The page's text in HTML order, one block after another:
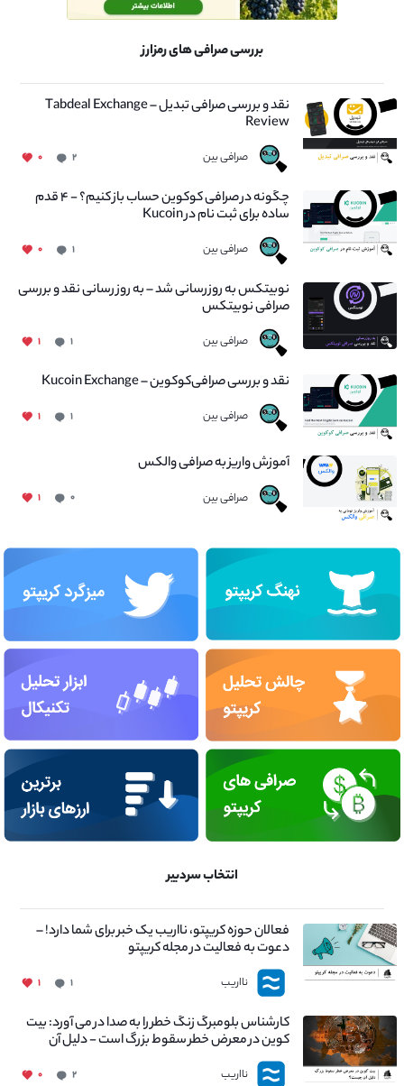
بررسی صرافی های رمزارز
نقد و بررسی صرافی تبدیل – Tabdeal Exchange
Review
صرافی بین ۲ ۰
چگونه در صرافی کوکوین حساب باز کنیم؟ - ۴ قدم
ساده برای ثبت نام در Kucoin
صرافی بین ۱ ۰
نوبیتکس به روزرسانی شد – به روز رسانی نقد و بررسی
صرافی نوبیتکس
صرافی بین ۱ ۱
نقد و بررسی صرافی‌کوکوین – Kucoin Exchange
صرافی بین ۱ ۱
آموزش واریز به صرافی والکس
صرافی بین ۰ ۱
انتخاب سردبیر
فعالان حوزه کریپتو، نااریب یک خبر برای شما دارد! –
دعوت به فعالیت در مجله کریپتو
نااریب ۱ ۱
کارشناس بلومبرگ زنگ خطر را به صدا در می آورد: بیت
کوین در معرض خطر سقوط بزرگ است - دلیل آن
چیست؟
نااریب ۲ ۰